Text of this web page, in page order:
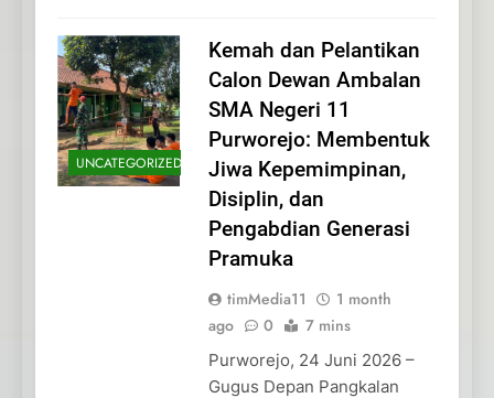
UNCATEGORIZED
Kemah dan Pelantikan
Calon Dewan Ambalan
SMA Negeri 11
Purworejo: Membentuk
Jiwa Kepemimpinan,
Disiplin, dan
Pengabdian Generasi
Pramuka
timMedia11
1 month
ago
0 7 mins
Purworejo, 24 Juni 2026 –
Gugus Depan Pangkalan